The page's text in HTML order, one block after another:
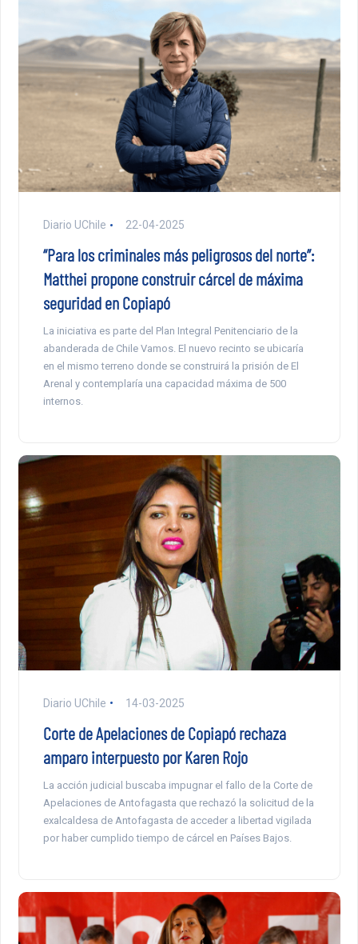
Diario UChile 22-04-2025
“Para los criminales más peligrosos del norte”:
Matthei propone construir cárcel de máxima
seguridad en Copiapó
La iniciativa es parte del Plan Integral Penitenciario de la
abanderada de Chile Vamos. El nuevo recinto se ubicaría
en el mismo terreno donde se construirá la prisión de El
Arenal y contemplaría una capacidad máxima de 500
internos.
Diario UChile 14-03-2025
Corte de Apelaciones de Copiapó rechaza
amparo interpuesto por Karen Rojo
La acción judicial buscaba impugnar el fallo de la Corte de
Apelaciones de Antofagasta que rechazó la solicitud de la
exalcaldesa de Antofagasta de acceder a libertad vigilada
por haber cumplido tiempo de cárcel en Países Bajos.